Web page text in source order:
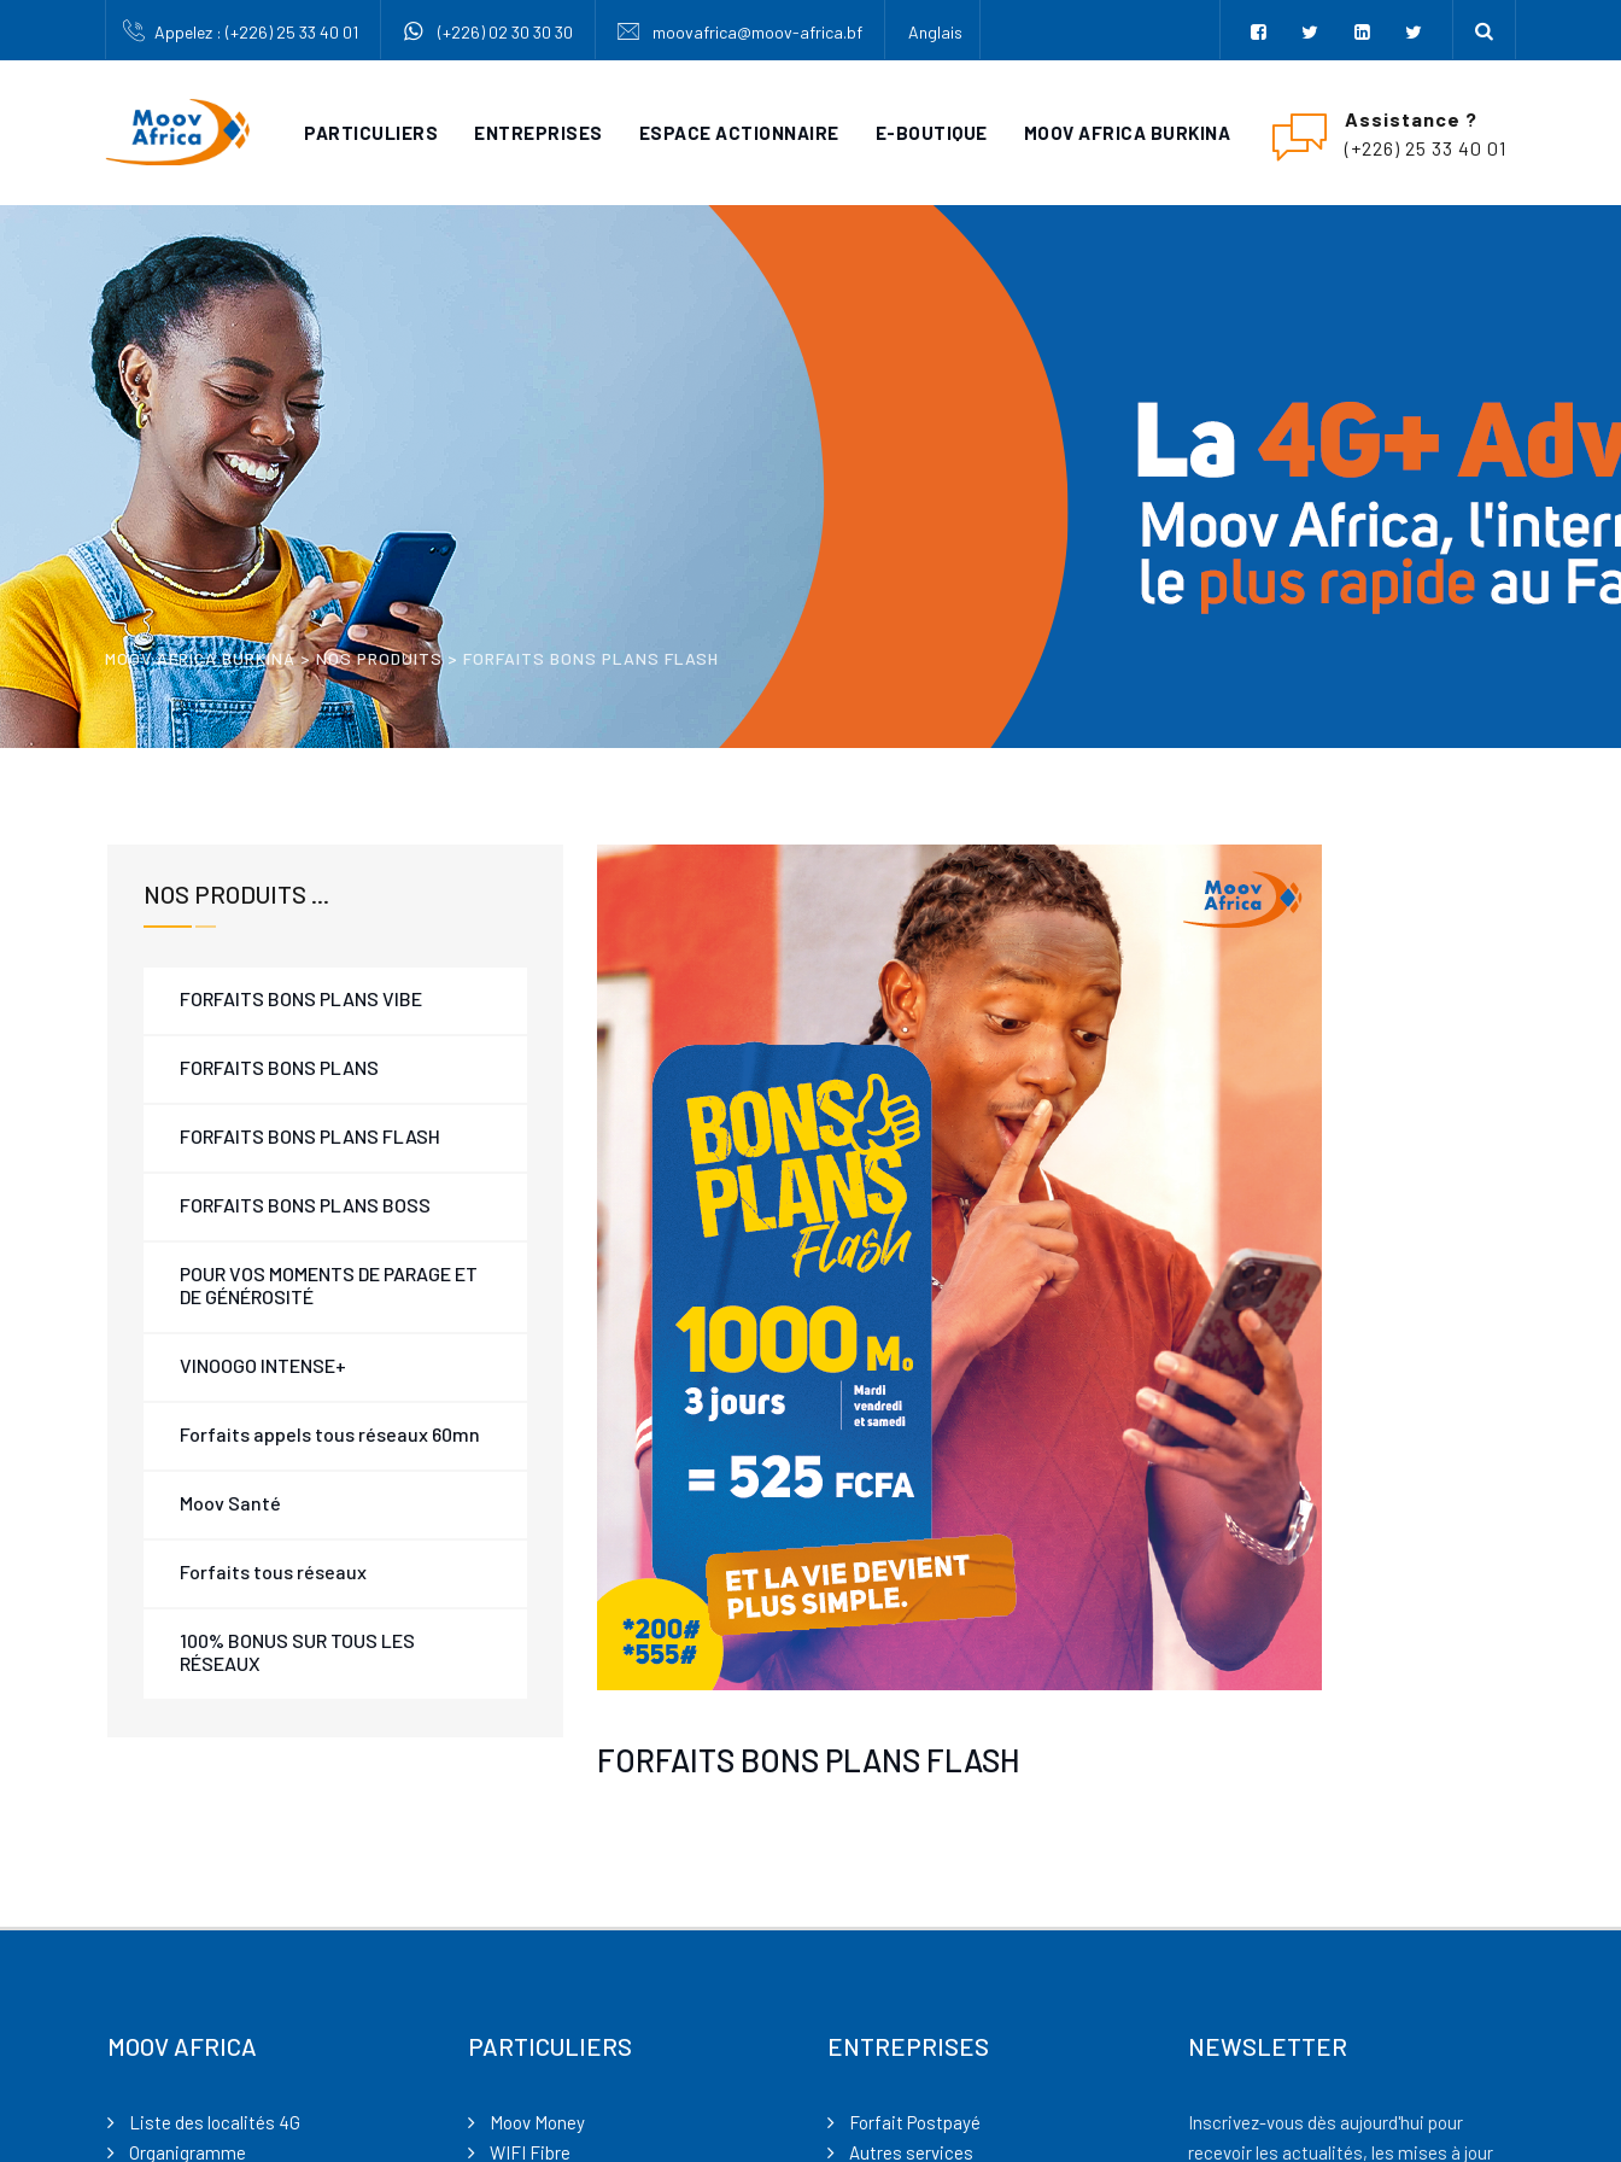
Appelez : (+226) 25 33 40 01 (+226) 02 30 30 30 moovafrica@moov-africa.bf Anglais
PARTICULIERS ENTREPRISES ESPACE ACTIONNAIRE E-BOUTIQUE MOOV AFRICA BURKINA
Assistance ?
(+226) 25 33 40 01
MOOV AFRICA BURKINA > NOS PRODUITS > FORFAITS BONS PLANS FLASH
NOS PRODUITS ...
FORFAITS BONS PLANS VIBE
FORFAITS BONS PLANS
FORFAITS BONS PLANS FLASH
FORFAITS BONS PLANS BOSS
POUR VOS MOMENTS DE PARAGE ET
DE GÉNÉROSITÉ
VINOOGO INTENSE+
Forfaits appels tous réseaux 60mn
Moov Santé
Forfaits tous réseaux
100% BONUS SUR TOUS LES
RÉSEAUX
FORFAITS BONS PLANS FLASH
MOOV AFRICA
Liste des localités 4G
Organigramme
PARTICULIERS
Moov Money
WIFI Fibre
ENTREPRISES
Forfait Postpayé
Autres services
NEWSLETTER
Inscrivez-vous dès aujourd'hui pour
recevoir les actualités, les mises à jour